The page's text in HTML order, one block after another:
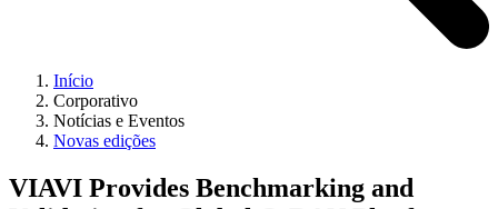
Início
Corporativo
Notícias e Eventos
Novas edições
VIAVI Provides Benchmarking and